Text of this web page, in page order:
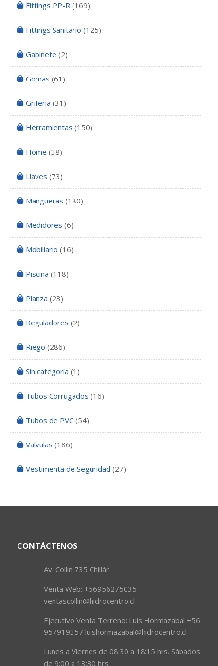
Fittings PP-R (169)
Fittings Sanitario (125)
Gabinete (2)
Gomas (61)
Grifería (31)
Herramientas (150)
Home (38)
Llaves (73)
Mangueras (180)
Medidores (6)
Mobiliario (16)
Piscina (118)
Planza (23)
Reguladores (2)
Riego (286)
Sin categoría (1)
Tubos Corrugados (16)
Tubos de PVC (54)
Valvulas (186)
Vestimenta de Seguridad (27)
CONTÁCTENOS
Av. Collin 735 Chillán
Venta Web: +56956275035
ventascollin@hidrocentro.cl
Ejecutivo Venta Terreno: Luis Hormazabal +56
957919357 luishormazabal@hidrocentro.cl
Lunes a Viernes de 08:30 a 18:15 hrs. Sábados
de 9:00 a 13:30 hrs.